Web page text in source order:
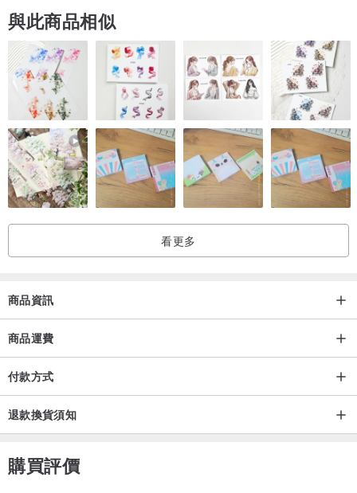
與此商品相似
看更多
商品資訊
商品運費
付款方式
退款換貨須知
購買評價